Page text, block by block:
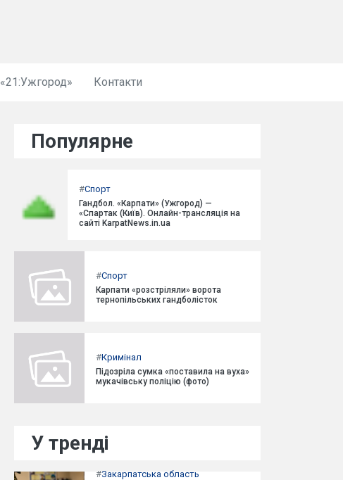
«21:Ужгород» Контакти
Популярне
#Спорт
Гандбол. «Карпати» (Ужгород) —
«Спартак (Київ). Онлайн-трансляція на
сайті KarpatNews.in.ua
#Спорт
Карпати «розстріляли» ворота
тернопільських гандболісток
#Кримінал
Підозріла сумка «поставила на вуха»
мукачівську поліцію (фото)
У тренді
#Закарпатська область